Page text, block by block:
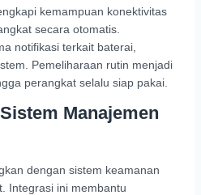
kemampuan konektivitas
secara otomatis.
notifikasi terkait baterai,
Pemeliharaan rutin menjadi
perangkat selalu siap pakai.
Manajemen
dengan sistem keamanan
Integrasi ini membantu